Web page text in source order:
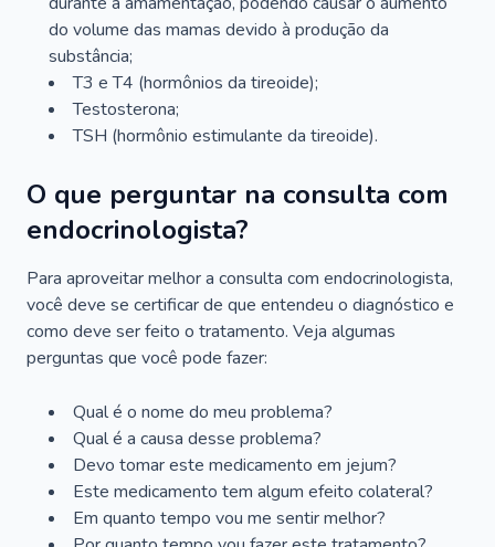
do volume das mamas devido à produção da
substância;
T3 e T4 (hormônios da tireoide);
Testosterona;
TSH (hormônio estimulante da tireoide).
O que perguntar na consulta com
endocrinologista?
Para aproveitar melhor a consulta com endocrinologista,
você deve se certificar de que entendeu o diagnóstico e
como deve ser feito o tratamento. Veja algumas
perguntas que você pode fazer:
Qual é o nome do meu problema?
Qual é a causa desse problema?
Devo tomar este medicamento em jejum?
Este medicamento tem algum efeito colateral?
Em quanto tempo vou me sentir melhor?